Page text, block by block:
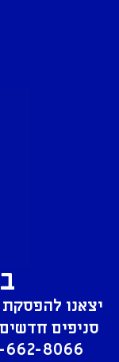
יצאנו
סניפים
662-8066